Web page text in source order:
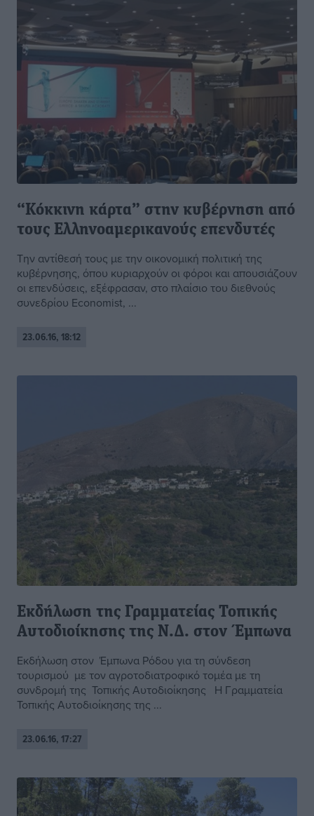
“Κόκκινη κάρτα” στην κυβέρνηση από
τους Ελληνοαμερικανούς επενδυτές
Την αντίθεσή τους με την οικονομική πολιτική της
κυβέρνησης, όπου κυριαρχούν οι φόροι και απουσιάζουν
οι επενδύσεις, εξέφρασαν, στο πλαίσιο του διεθνούς
συνεδρίου Economist, ...
23.06.16, 18:12
Εκδήλωση της Γραμματείας Τοπικής
Αυτοδιοίκησης της Ν.Δ. στον Έμπωνα
Εκδήλωση στον Έμπωνα Ρόδου για τη σύνδεση
τουρισμού με τον αγροτοδιατροφικό τομέα με τη
συνδρομή της Τοπικής Αυτοδιοίκησης Η Γραμματεία
Τοπικής Αυτοδιοίκησης της ...
23.06.16, 17:27